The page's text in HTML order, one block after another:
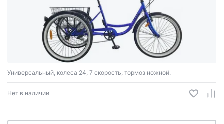
Универсальный, колеса 24, 7 скорость, тормоз ножной.
Нет в наличии